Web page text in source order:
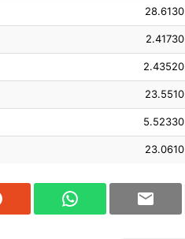
28.6130
2.41730
2.43520
23.5510
5.52330
23.0610